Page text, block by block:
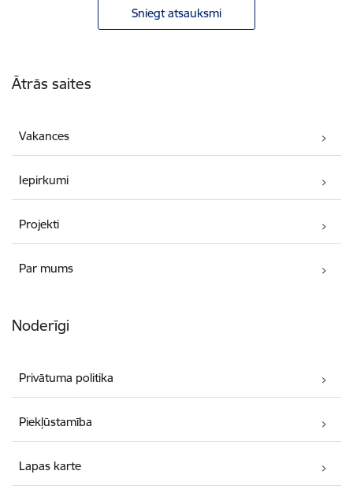
Sniegt atsauksmi
Ātrās saites
Vakances
Iepirkumi
Projekti
Par mums
Noderīgi
Privātuma politika
Piekļūstamība
Lapas karte